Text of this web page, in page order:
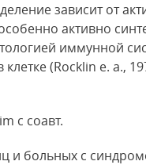
зависит от
активно
иммунной
(Rocklin е. а.,
с соавт.
и больных с